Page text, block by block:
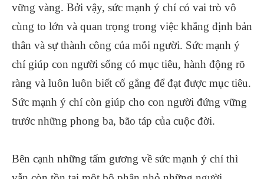
vững vàng. Bởi vậy, sức mạnh ý chí có vai trò vô
cùng to lớn và quan trọng trong việc khẳng định bản
thân và sự thành công của mỗi người. Sức mạnh ý
chí giúp con người sống có mục tiêu, hành động rõ
ràng và luôn luôn biết cố gắng để đạt được mục tiêu.
Sức mạnh ý chí còn giúp cho con người đứng vững
trước những phong ba, bão táp của cuộc đời.
Bên cạnh những tấm gương về sức mạnh ý chí thì